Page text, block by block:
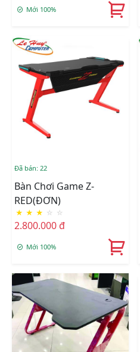
Mới 100%
Đã bán: 22
Bàn Chơi Game Z-
RED(ĐƠN)
★ ★ ★ ☆ ☆
2.800.000 đ
Mới 100%